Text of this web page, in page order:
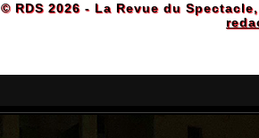
© RDS 2026 - La Revue du